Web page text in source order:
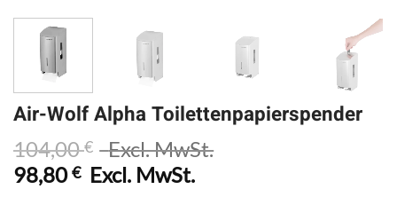
Air-Wolf Alpha Toilettenpapierspender
104,00€
Excl. MwSt.
98,80€ Excl. MwSt.